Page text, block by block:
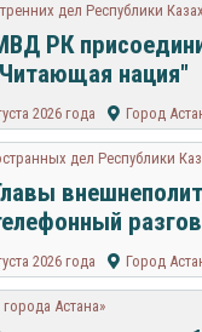
дел Республики
РК
нация"
2026 года Город
дел Республики
2026 года Город
Астана»